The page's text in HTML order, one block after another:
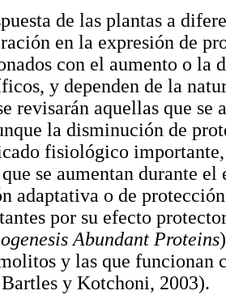
de las plantas a
en la expresión de
con el aumento o la
y dependen de la
revisarán aquellas que se
la disminución de
fisiológico
se aumentan durante el
adaptativa o de
por su efecto
Abundant Proteins
y las que
y Kotchoni, 2003).